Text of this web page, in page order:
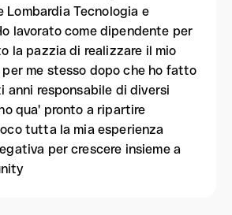
Lombardia Tecnologia e
lavorato come dipendente per
la pazzia di realizzare il mio
per me stesso dopo che ho fatto
responsabile di diversi
qua' pronto a ripartire
tutta la mia esperienza
per crescere insieme a